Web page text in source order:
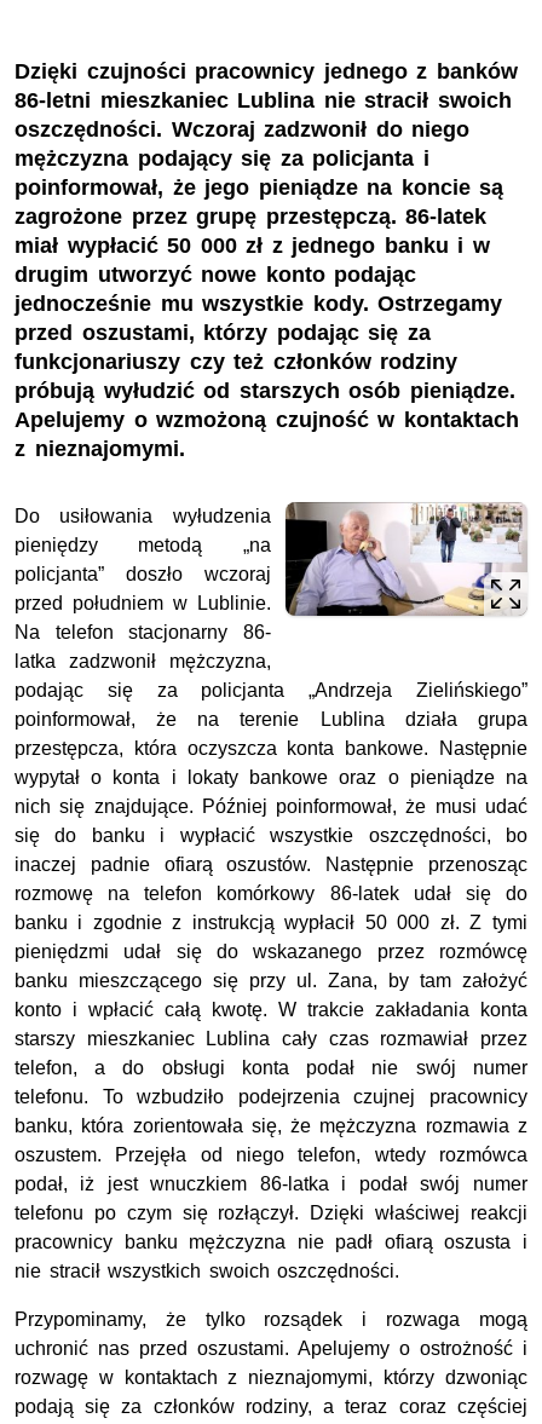
Dzięki czujności pracownicy jednego z banków
86-letni mieszkaniec Lublina nie stracił swoich
oszczędności. Wczoraj zadzwonił do niego
mężczyzna podający się za policjanta i
poinformował, że jego pieniądze na koncie są
zagrożone przez grupę przestępczą. 86-latek
miał wypłacić 50 000 zł z jednego banku i w
drugim utworzyć nowe konto podając
jednocześnie mu wszystkie kody. Ostrzegamy
przed oszustami, którzy podając się za
funkcjonariuszy czy też członków rodziny
próbują wyłudzić od starszych osób pieniądze.
Apelujemy o wzmożoną czujność w kontaktach
z nieznajomymi.
Do usiłowania wyłudzenia
pieniędzy metodą „na
policjanta” doszło wczoraj
przed południem w Lublinie.
Na telefon stacjonarny 86-
latka zadzwonił mężczyzna,
podając się za policjanta „Andrzeja Zielińskiego”
poinformował, że na terenie Lublina działa grupa
przestępcza, która oczyszcza konta bankowe. Następnie
wypytał o konta i lokaty bankowe oraz o pieniądze na
nich się znajdujące. Później poinformował, że musi udać
się do banku i wypłacić wszystkie oszczędności, bo
inaczej padnie ofiarą oszustów. Następnie przenosząc
rozmowę na telefon komórkowy 86-latek udał się do
banku i zgodnie z instrukcją wypłacił 50 000 zł. Z tymi
pieniędzmi udał się do wskazanego przez rozmówcę
banku mieszczącego się przy ul. Zana, by tam założyć
konto i wpłacić całą kwotę. W trakcie zakładania konta
starszy mieszkaniec Lublina cały czas rozmawiał przez
telefon, a do obsługi konta podał nie swój numer
telefonu. To wzbudziło podejrzenia czujnej pracownicy
banku, która zorientowała się, że mężczyzna rozmawia z
oszustem. Przejęła od niego telefon, wtedy rozmówca
podał, iż jest wnuczkiem 86-latka i podał swój numer
telefonu po czym się rozłączył. Dzięki właściwej reakcji
pracownicy banku mężczyzna nie padł ofiarą oszusta i
nie stracił wszystkich swoich oszczędności.
Przypominamy, że tylko rozsądek i rozwaga mogą
uchronić nas przed oszustami. Apelujemy o ostrożność i
rozwagę w kontaktach z nieznajomymi, którzy dzwoniąc
podają się za członków rodziny, a teraz coraz częściej